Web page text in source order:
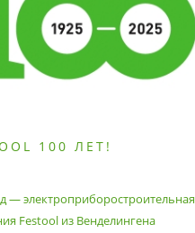
100 ЛЕТ!
— электроприборостроительная
Festool из Венделингена